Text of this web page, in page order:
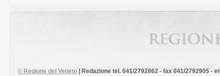
© Regione del Veneto
| Redazione tel. 041/2792862 - fax 041/2792905 -